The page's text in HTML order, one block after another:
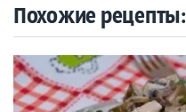
Похожие рецепты: